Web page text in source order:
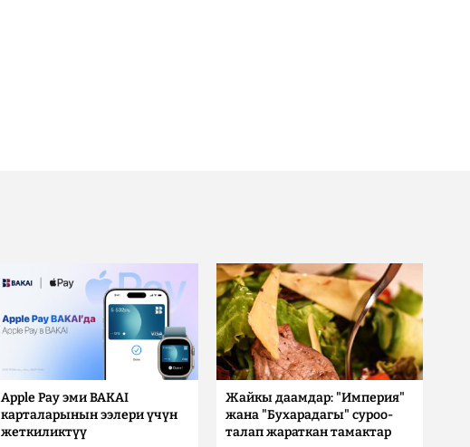
Apple Pay эми BAKAI
карталарынын ээлери үчүн
жеткиликтүү
Жайкы даамдар: "Империя"
жана "Бухарадагы" суроо-
талап жараткан тамактар